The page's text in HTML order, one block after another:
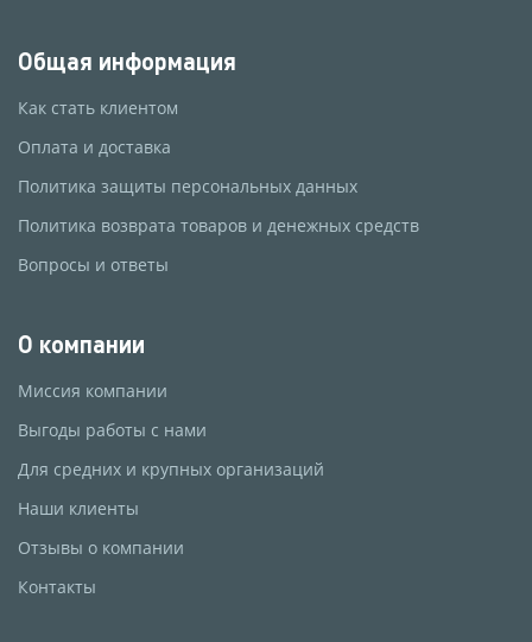
Общая информация
Как стать клиентом
Оплата и доставка
Политика защиты персональных данных
Политика возврата товаров и денежных средств
Вопросы и ответы
О компании
Миссия компании
Выгоды работы с нами
Для средних и крупных организаций
Наши клиенты
Отзывы о компании
Контакты